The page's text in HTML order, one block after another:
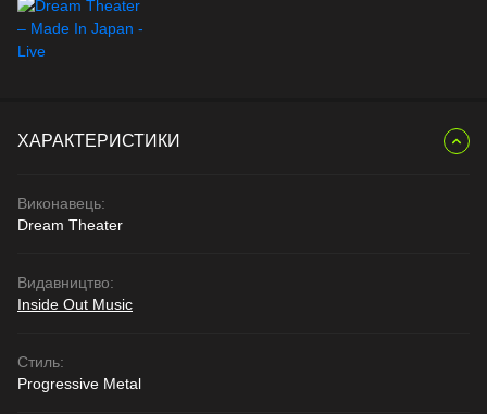
ХАРАКТЕРИСТИКИ
Виконавець:
Dream Theater
Видавництво:
Inside Out Music
Стиль:
Progressive Metal